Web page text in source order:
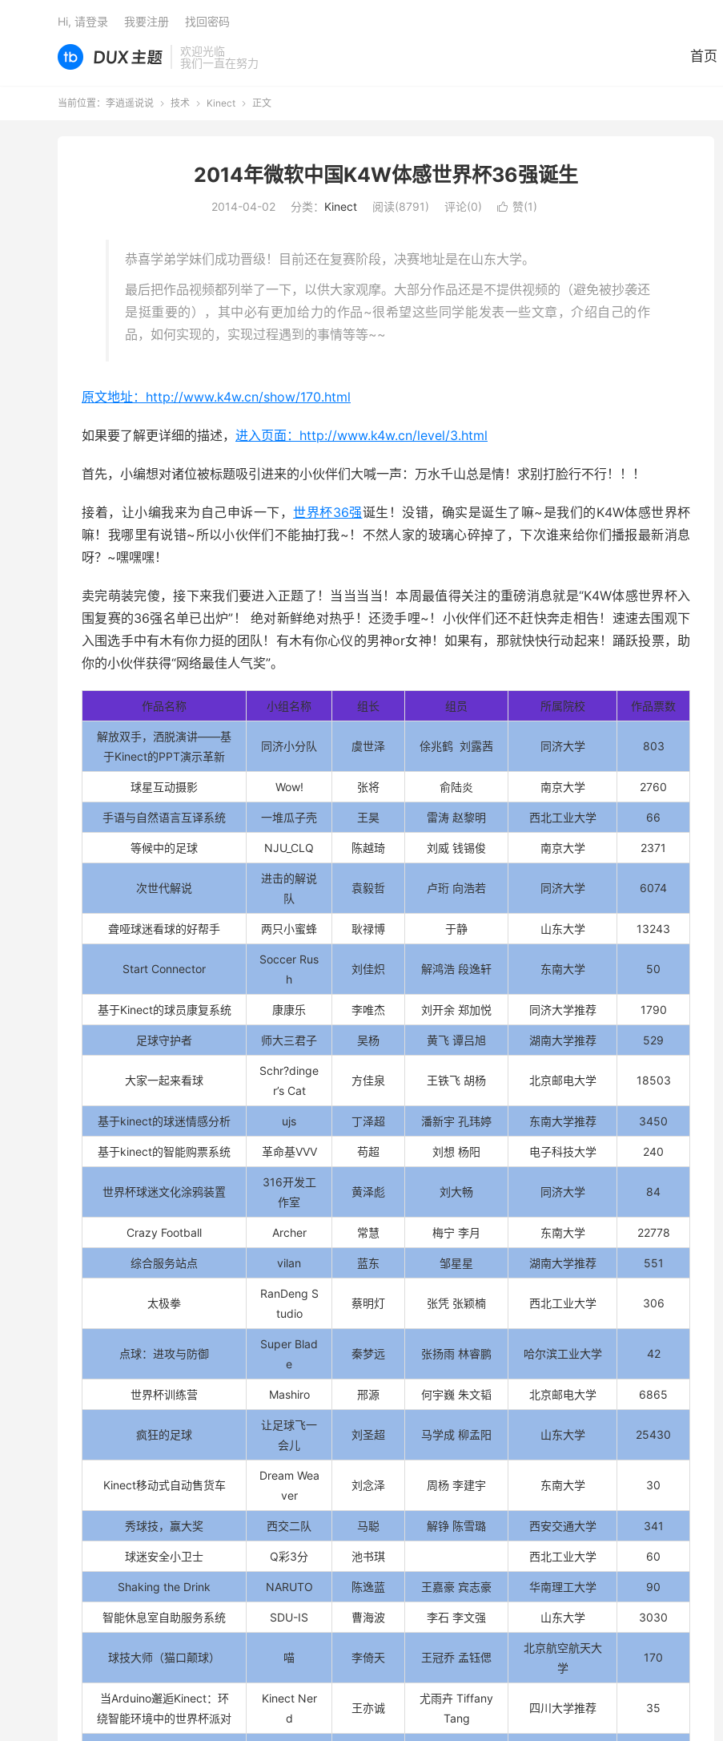
欢迎光临
我们一直在努力
首页
Hi, 请登录 我要注册 找回密码
当前位置： 李逍遥说说  技术  Kinect  正文
2014年微软中国K4W体感世界杯36强诞生
2014-04-02 分类： Kinect 阅读(8791) 评论(0)  赞(1)
恭喜学弟学妹们成功晋级！目前还在复赛阶段，决赛地址是在山东大学。
最后把作品视频都列举了一下，以供大家观摩。大部分作品还是不提供视频的（避免被抄袭还
是挺重要的），其中必有更加给力的作品~很希望这些同学能发表一些文章，介绍自己的作
品，如何实现的，实现过程遇到的事情等等~~
原文地址：http://www.k4w.cn/show/170.html
如果要了解更详细的描述， 进入页面：http://www.k4w.cn/level/3.html
首先，小编想对诸位被标题吸引进来的小伙伴们大喊一声：万水千山总是情！求别打脸行不行！！！
接着，让小编我来为自己申诉一下， 世界杯36强诞生！没错，确实是诞生了嘛~是我们的K4W体感世界杯
嘛！我哪里有说错~所以小伙伴们不能抽打我~！不然人家的玻璃心碎掉了，下次谁来给你们播报最新消息
呀？~嘿嘿嘿！
卖完萌装完傻，接下来我们要进入正题了！当当当当！本周最值得关注的重磅消息就是“K4W体感世界杯入
围复赛的36强名单已出炉”！ 绝对新鲜绝对热乎！还烫手哩~！小伙伴们还不赶快奔走相告！速速去围观下
入围选手中有木有你力挺的团队！有木有你心仪的男神or女神！如果有，那就快快行动起来！踊跃投票，助
你的小伙伴获得“网络最佳人气奖”。
作品名称 小组名称 组长 组员 所属院校 作品票数
解放双手，洒脱演讲——基
于Kinect的PPT演示革新
同济小分队 虞世泽 俆兆鹤 刘露茜 同济大学 803
球星互动摄影 Wow! 张将 俞陆炎 南京大学 2760
手语与自然语言互译系统 一堆瓜子壳 王昊 雷涛 赵黎明 西北工业大学 66
等候中的足球 NJU_CLQ 陈越琦 刘威 钱锡俊 南京大学 2371
次世代解说
进击的解说
队
袁毅哲 卢珩 向浩若 同济大学 6074
聋哑球迷看球的好帮手 两只小蜜蜂 耿禄博 于静 山东大学 13243
Start Connector
Soccer Rus
h
刘佳炽 解鸿浩 段逸轩 东南大学 50
基于Kinect的球员康复系统 康康乐 李唯杰 刘开余 郑加悦 同济大学推荐 1790
足球守护者 师大三君子 吴杨 黄飞 谭吕旭 湖南大学推荐 529
大家一起来看球
Schr?dinge
r’s Cat
方佳泉 王铁飞 胡杨 北京邮电大学 18503
基于kinect的球迷情感分析 ujs 丁泽超 潘新宇 孔玮婷 东南大学推荐 3450
基于kinect的智能购票系统 革命基VVV 苟超 刘想 杨阳 电子科技大学 240
世界杯球迷文化涂鸦装置
316开发工
作室
黄泽彪 刘大畅 同济大学 84
Crazy Football Archer 常慧 梅宁 李月 东南大学 22778
综合服务站点 vilan 蓝东 邹星星 湖南大学推荐 551
太极拳
RanDeng S
tudio
蔡明灯 张凭 张颖楠 西北工业大学 306
点球：进攻与防御
Super Blad
e
秦梦远 张扬雨 林睿鹏 哈尔滨工业大学 42
世界杯训练营 Mashiro 邢源 何宇巍 朱文韬 北京邮电大学 6865
疯狂的足球
让足球飞一
会儿
刘圣超 马学成 柳孟阳 山东大学 25430
Kinect移动式自动售货车
Dream Wea
ver
刘念泽 周杨 李建宇 东南大学 30
秀球技，赢大奖 西交二队 马聪 解铮 陈雪璐 西安交通大学 341
球迷安全小卫士 Q彩3分 池书琪 西北工业大学 60
Shaking the Drink NARUTO 陈逸蓝 王嘉豪 宾志豪 华南理工大学 90
智能休息室自助服务系统 SDU-IS 曹海波 李石 李文强 山东大学 3030
球技大师（猫口颠球） 喵 李倚天 王冠乔 孟钰偲
北京航空航天大
学
170
当Arduino邂逅Kinect：环
绕智能环境中的世界杯派对
Kinect Ner
d
王亦诚
尤雨卉 Tiffany
Tang
四川大学推荐 35